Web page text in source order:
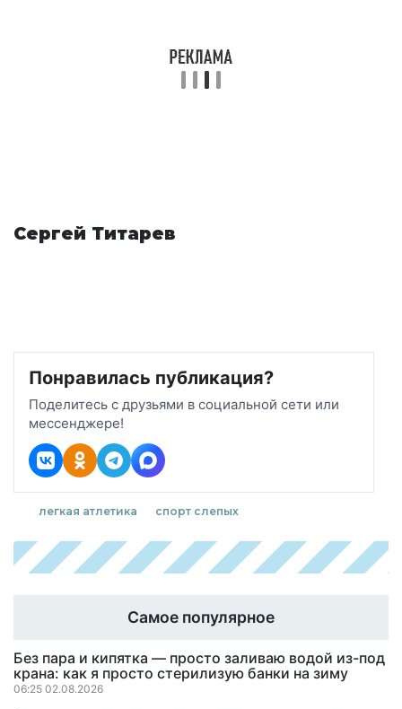
Сергей Титарев
Понравилась публикация?
Поделитесь с друзьями в социальной сети или
мессенджере!
легкая атлетика спорт слепых
Самое популярное
Без пара и кипятка — просто заливаю водой из-под
крана: как я просто стерилизую банки на зиму
06:25 02.08.2026